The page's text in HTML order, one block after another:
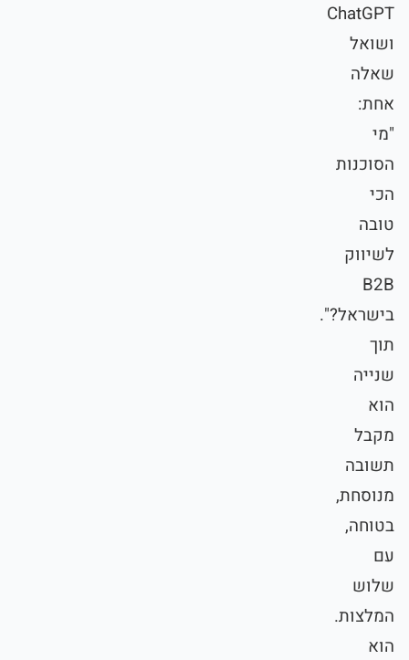
ChatGPT
ושואל
שאלה
אחת:
"מי
הסוכנות
הכי
טובה
לשיווק
B2B
בישראל?".
תוך
שנייה
הוא
מקבל
תשובה
מנוסחת,
בטוחה,
עם
שלוש
המלצות.
הוא